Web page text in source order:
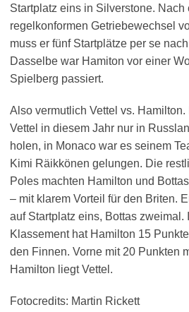
Startplatz eins in Silverstone. Nach
regelkonformen Getriebewechsel
muss er fünf Startplätze per se
Dasselbe war Hamiton vor einer
Spielberg passiert.
Also vermutlich Vettel vs.
Vettel in diesem Jahr nur in
holen, in Monaco war es seinem
Kimi Räikkönen gelungen. Die
Poles machten Hamilton und
– mit klarem Vorteil für den Briten.
auf Startplatz eins, Bottas zweimal.
Klassement hat Hamilton 15
den Finnen. Vorne mit 20 Punkten
Hamilton liegt Vettel.
Fotocredits: Martin Rickett